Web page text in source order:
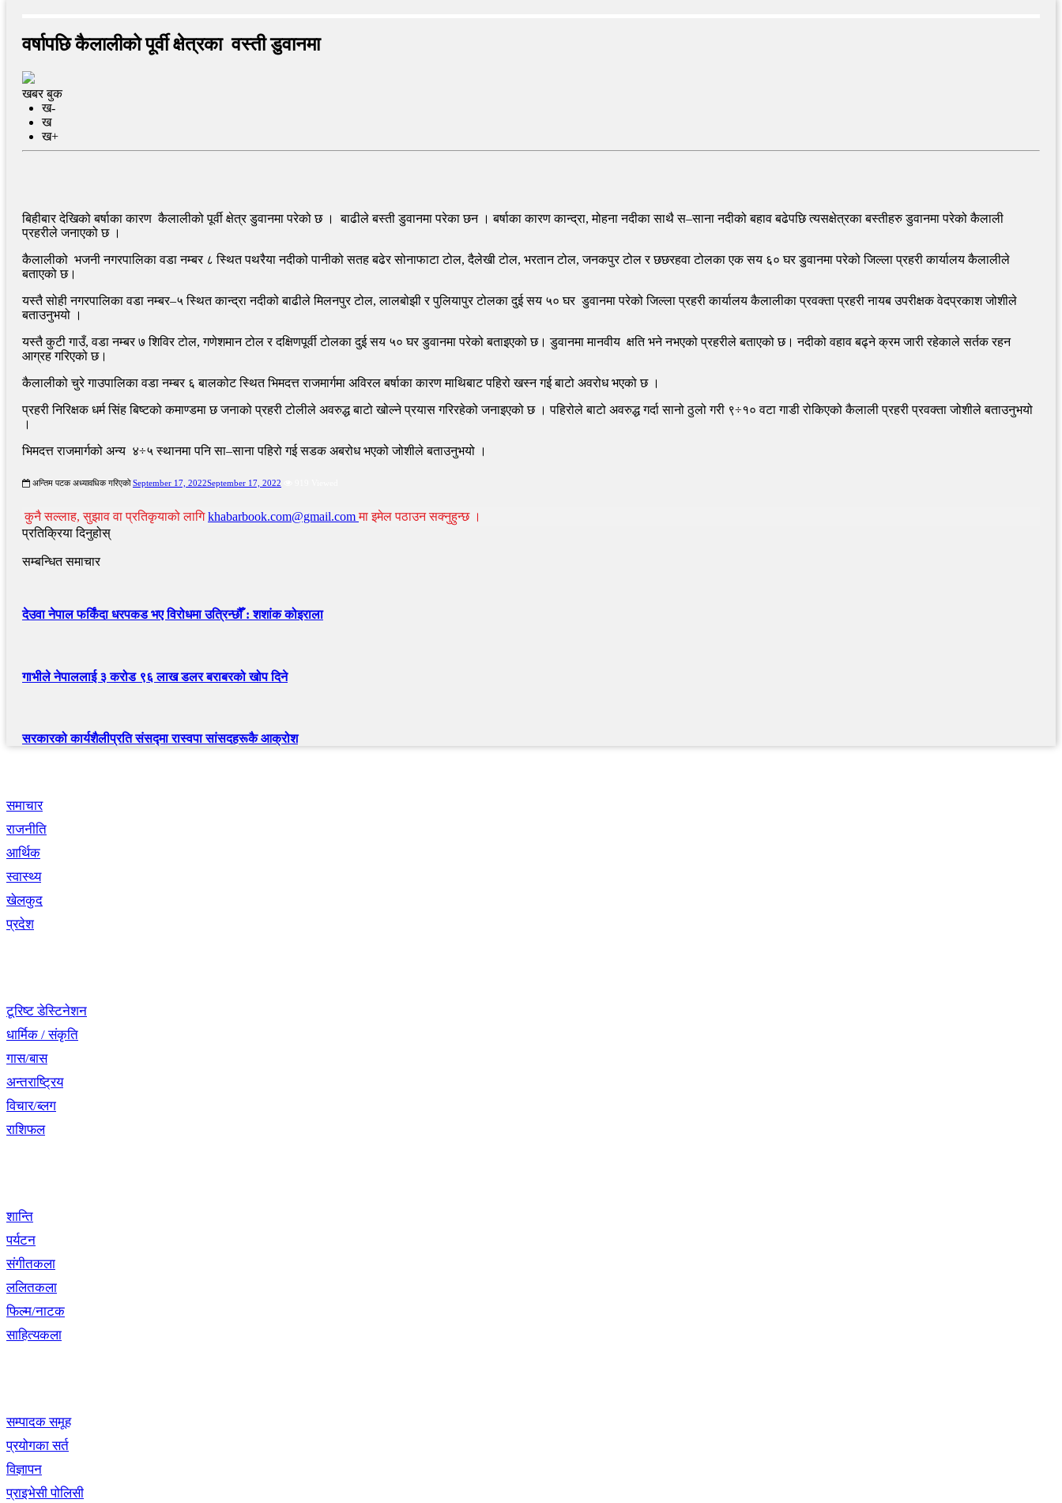
वर्षापछि कैलालीको पूर्वी क्षेत्रका वस्ती डुवानमा
खबर बुक
ख-
ख
ख+
बिहीबार देखिको बर्षाका कारण कैलालीको पूर्वी क्षेत्र डुवानमा परेको छ । बाढीले बस्ती डुवानमा परेका छन । बर्षाका कारण कान्द्रा, मोहना नदीका साथै स–साना नदीको बहाव बढेपछि त्यसक्षेत्रका बस्तीहरु डुवानमा परेको कैलाली
प्रहरीले जनाएको छ ।
कैलालीको भजनी नगरपालिका वडा नम्बर ८ स्थित पथरैया नदीको पानीको सतह बढेर सोनाफाटा टोल, दैलेखी टोल, भरतान टोल, जनकपुर टोल र छछरहवा टोलका एक सय ६० घर डुवानमा परेको जिल्ला प्रहरी कार्यालय कैलालीले
बताएको छ।
यस्तै सोही नगरपालिका वडा नम्बर–५ स्थित कान्द्रा नदीको बाढीले मिलनपुर टोल, लालबोझी र पुलियापुर टोलका दुई सय ५० घर डुवानमा परेको जिल्ला प्रहरी कार्यालय कैलालीका प्रवक्ता प्रहरी नायब उपरीक्षक वेदप्रकाश जोशीले
बताउनुभयो ।
यस्तै कुटी गाउँ, वडा नम्बर ७ शिविर टोल, गणेशमान टोल र दक्षिणपूर्वी टोलका दुई सय ५० घर डुवानमा परेको बताइएको छ। डुवानमा मानवीय क्षति भने नभएको प्रहरीले बताएको छ। नदीको वहाव बढ्ने क्रम जारी रहेकाले सर्तक रहन
आग्रह गरिएको छ।
कैलालीको चुरे गाउपालिका वडा नम्बर ६ बालकोट स्थित भिमदत्त राजमार्गमा अविरल बर्षाका कारण माथिबाट पहिरो खस्न गई बाटो अवरोध भएको छ ।
प्रहरी निरिक्षक धर्म सिंह बिष्टको कमाण्डमा छ जनाको प्रहरी टोलीले अवरुद्ध बाटो खोल्ने प्रयास गरिरहेको जनाइएको छ । पहिरोले बाटो अवरुद्ध गर्दा सानो ठुलो गरी ९÷१० वटा गाडी रोकिएको कैलाली प्रहरी प्रवक्ता जोशीले बताउनुभयो
।
भिमदत्त राजमार्गको अन्य ४÷५ स्थानमा पनि सा–साना पहिरो गई सडक अबरोध भएको जोशीले बताउनुभयो ।
अन्तिम पटक अध्यावधिक गरिएको September 17, 2022September 17, 2022
कुनै सल्लाह, सुझाव वा प्रतिकृयाको लागिkhabarbook.com@gmail.comमा इमेल पठाउन सक्नुहुन्छ ।
प्रतिक्रिया दिनुहोस्
सम्बन्धित समाचार
देउवा नेपाल फर्किंदा धरपकड भए विरोधमा उत्रिन्छौँ : शशांक कोइराला
गाभीले नेपाललाई ३ करोड ९६ लाख डलर बराबरको खोप दिने
सरकारको कार्यशैलीप्रति संसद्‍मा रास्वपा सांसदहरूकै आक्रोश
समाचार
राजनीति
आर्थिक
स्वास्थ्य
खेलकुद
प्रदेश
टूरिष्ट डेस्टिनेशन
धार्मिक / संकृति
गास/बास
अन्तराष्ट्रिय
विचार/ब्लग
राशिफल
शान्ति
पर्यटन
संगीतकला
ललितकला
फिल्म/नाटक
साहित्यकला
सम्पादक समूह
प्रयोगका सर्त
विज्ञापन
प्राइभेसी पोलिसी